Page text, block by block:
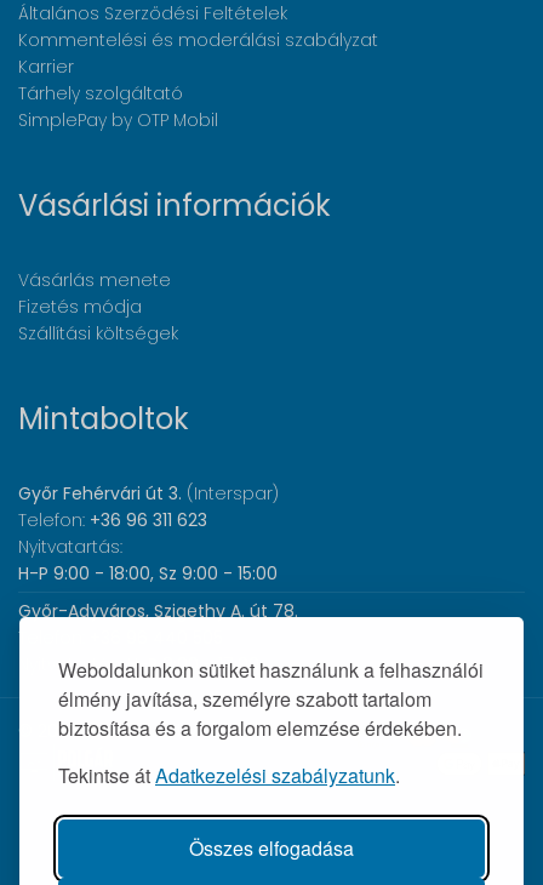
Weboldalunkon sütiket használunk a felhasználói
élmény javítása, személyre szabott tartalom
biztosítása és a forgalom elemzése érdekében.
Tekintse átAdatkezelési szabályzatunk.
Összes elfogadása
Általános Szerződési Feltételek
Kommentelési és moderálási szabályzat
Karrier
Tárhely szolgáltató
SimplePay by OTP Mobil
Vásárlási információk
Vásárlás menete
Fizetés módja
Szállítási költségek
Mintaboltok
Győr Fehérvári út 3. (Interspar)
Telefon: +36 96 311 623
Nyitvatartás:
H-P 9:00 - 18:00, Sz 9:00 - 15:00
Győr-Adyváros, Szigethy A. út 78.
Telefon:
Nyitvatartás:H-P 8:00 - 17:00
© 2026 Wolf Orvosi Műszer Kft. |